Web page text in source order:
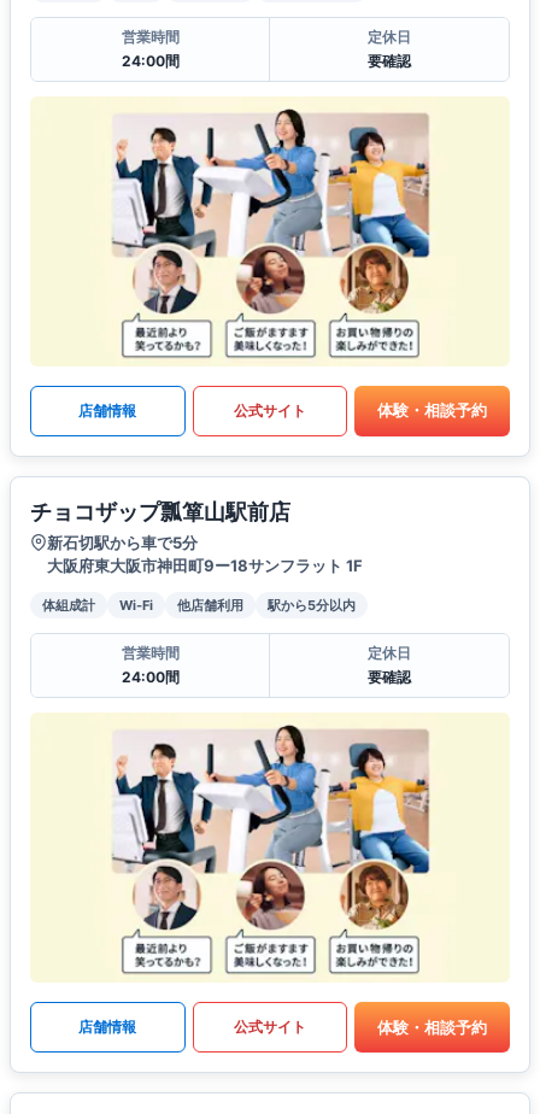
営業時間
24:00間
定休日
要確認
店舗情報 公式サイト 体験・相談予約
チョコザップ瓢箪山駅前店
新石切駅から車で5分
大阪府東大阪市神田町9ー18サンフラット 1F
体組成計 Wi-Fi 他店舗利用 駅から5分以内
営業時間
24:00間
定休日
要確認
店舗情報 公式サイト 体験・相談予約